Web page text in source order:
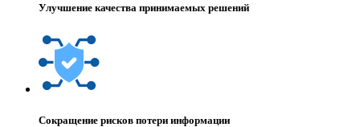
Улучшение качества принимаемых решений
Сокращение рисков потери информации